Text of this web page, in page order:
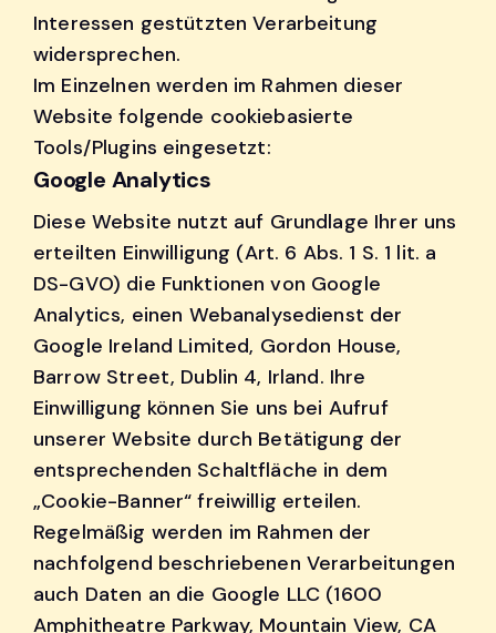
Interessen gestützten Verarbeitung
widersprechen.
Im Einzelnen werden im Rahmen dieser
Website folgende cookiebasierte
Tools/Plugins eingesetzt:
Google Analytics
Diese Website nutzt auf Grundlage Ihrer uns
erteilten Einwilligung (Art. 6 Abs. 1 S. 1 lit. a
DS-GVO) die Funktionen von Google
Analytics, einen Webanalysedienst der
Google Ireland Limited, Gordon House,
Barrow Street, Dublin 4, Irland. Ihre
Einwilligung können Sie uns bei Aufruf
unserer Website durch Betätigung der
entsprechenden Schaltfläche in dem
„Cookie-Banner“ freiwillig erteilen.
Regelmäßig werden im Rahmen der
nachfolgend beschriebenen Verarbeitungen
auch Daten an die Google LLC (1600
Amphitheatre Parkway, Mountain View, CA